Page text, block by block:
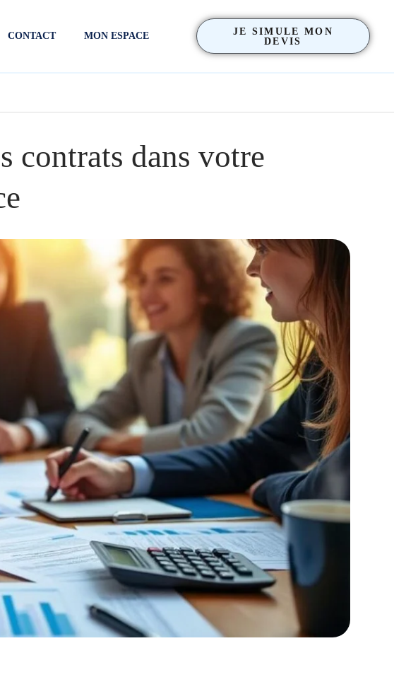
CONTACT MON ESPACE
JE SIMULE MON
DEVIS
contrats dans votre